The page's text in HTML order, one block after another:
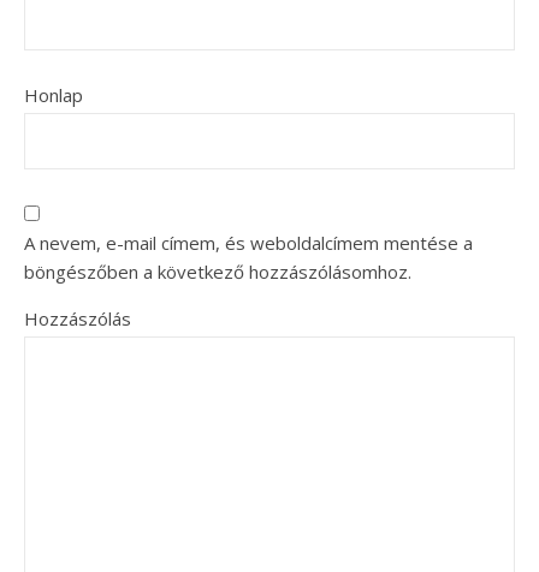
Honlap
A nevem, e-mail címem, és weboldalcímem mentése a
böngészőben a következő hozzászólásomhoz.
Hozzászólás